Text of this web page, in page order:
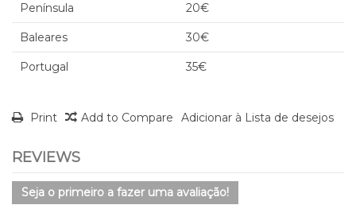
Península 20€
Baleares 30€
Portugal 35€
Print Add to Compare Adicionar à Lista de desejos
REVIEWS
Seja o primeiro a fazer uma avaliação!